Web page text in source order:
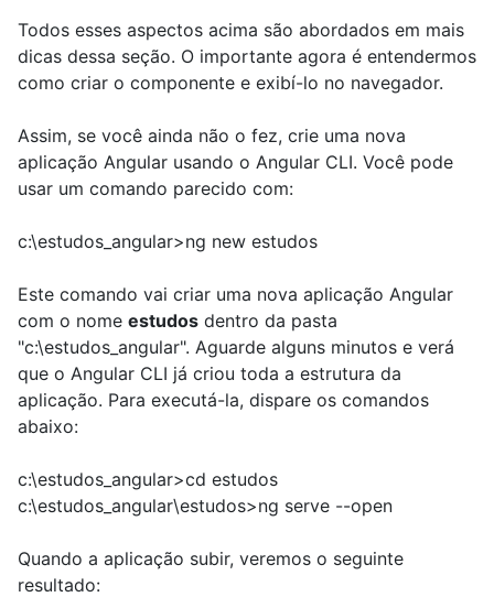
Todos esses aspectos acima são abordados em mais
dicas dessa seção. O importante agora é entendermos
como criar o componente e exibí-lo no navegador.
Assim, se você ainda não o fez, crie uma nova
aplicação Angular usando o Angular CLI. Você pode
usar um comando parecido com:
c:\estudos_angular>ng new estudos
Este comando vai criar uma nova aplicação Angular
com o nome estudos dentro da pasta
"c:\estudos_angular". Aguarde alguns minutos e verá
que o Angular CLI já criou toda a estrutura da
aplicação. Para executá-la, dispare os comandos
abaixo:
c:\estudos_angular>cd estudos
c:\estudos_angular\estudos>ng serve --open
Quando a aplicação subir, veremos o seguinte
resultado: